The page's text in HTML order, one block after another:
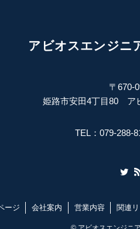
アビオスエンジニ
〒670-
姫路市安田4丁目80 ア
TEL：079-288-
ージ 会社案内 営業内容 関連